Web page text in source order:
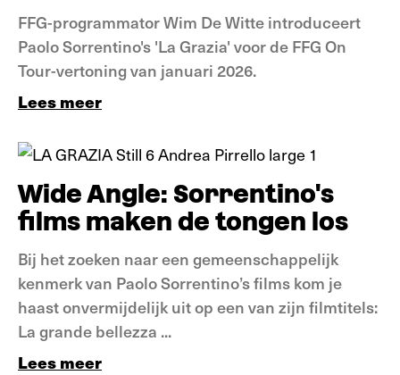
FFG-programmator Wim De Witte introduceert
Paolo Sorrentino's 'La Grazia' voor de FFG On
Tour-vertoning van januari 2026.
Lees meer
Wide Angle: Sorrentino's
films maken de tongen los
Bij het zoeken naar een gemeenschappelijk
kenmerk van Paolo Sorrentino’s films kom je
haast onvermijdelijk uit op een van zijn filmtitels:
La grande bellezza ...
Lees meer